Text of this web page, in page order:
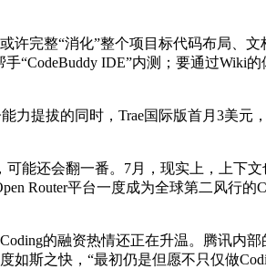
完整“消化”整个项目标代码布局、
“CodeBuddy IDE”内测；要通过Wiki
提拔的同时，Trae国际版首月3美元
还会翻一番。7月，现实上，上下文
Router平台一度成为全球第二风行
的融资热情还正在升温。腾讯内
如斯之快，“最初仍是但愿不只仅做